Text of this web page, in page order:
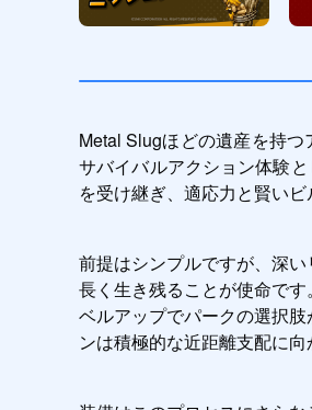
Metal Slugほどの遺産を持
サバイバルアクション体験
を受け継ぎ、適応力と賢い
前提はシンプルですが、深
長く生き残ることが使命で
ベルアップでパークの選択
ンは積極的な近距離支配に